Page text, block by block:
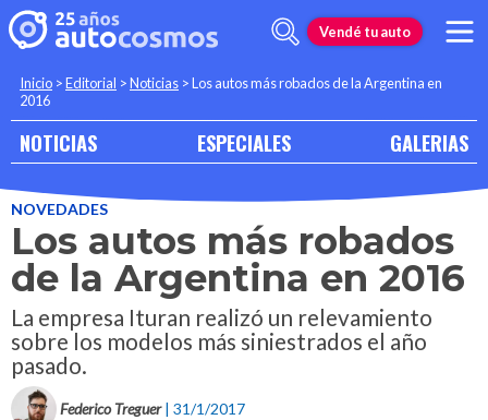
Vendé tu auto
Inicio >Editorial >Noticias >Los autos más robados de la Argentina en
2016
NOTICIAS ESPECIALES GALERIAS
NOVEDADES
Los autos más robados
de la Argentina en 2016
La empresa Ituran realizó un relevamiento
sobre los modelos más siniestrados el año
pasado.
Federico Treguer | 31/1/2017